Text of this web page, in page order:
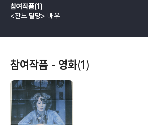
참여작품(1)
<잔느 딜망> 배우
참여작품 - 영화(1)